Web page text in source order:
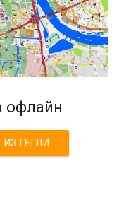
офлайн
ИЗТЕГЛИ